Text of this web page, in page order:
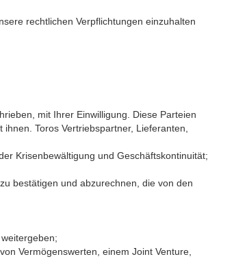
rechtlichen Verpflichtungen einzuhalten
mit Ihrer Einwilligung. Diese Parteien
Toros Vertriebspartner, Lieferanten,
Krisenbewältigung und Geschäftskontinuität;
bestätigen und abzurechnen, die von den
Vermögenswerten, einem Joint Venture,